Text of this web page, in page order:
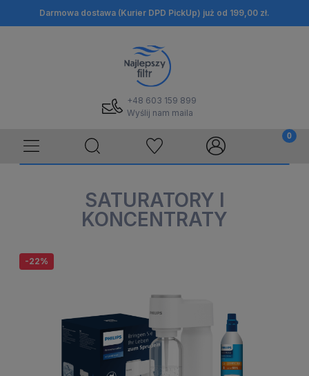
Darmowa dostawa (Kurier DPD PickUp) już od 199,00 zł.
+48 603 159 899
Wyślij nam maila
SATURATORY I
KONCENTRATY
-22%